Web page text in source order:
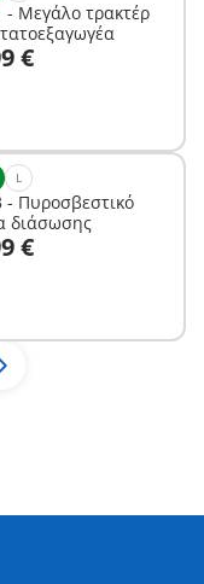
- Μεγάλο τρακτέρ
€
καλάθι
L
- Πυροσβεστικό
διάσωσης
€
καλάθι